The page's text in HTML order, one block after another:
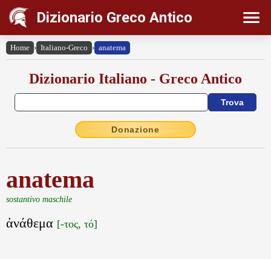
Dizionario Greco Antico
Home › Italiano-Greco › anatema
Dizionario Italiano - Greco Antico
Donazione
anatema
sostantivo maschile
ἀνάθεμα [-τος, τό]